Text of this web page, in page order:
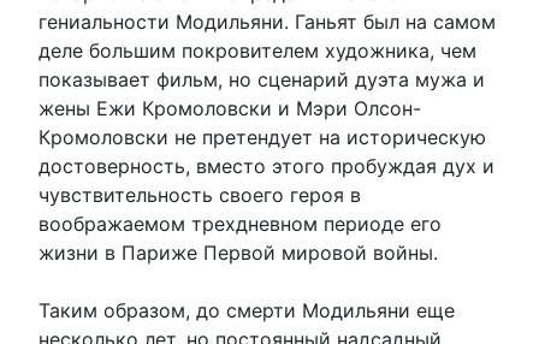
гениальности Модильяни. Ганьят был на самом
деле большим покровителем художника, чем
показывает фильм, но сценарий дуэта мужа и
жены Ежи Кромоловски и Мэри Олсон-
Кромоловски не претендует на историческую
достоверность, вместо этого пробуждая дух и
чувствительность своего героя в
воображаемом трехдневном периоде его
жизни в Париже Первой мировой войны.
Таким образом, до смерти Модильяни еще
несколько лет, но постоянный надсадный